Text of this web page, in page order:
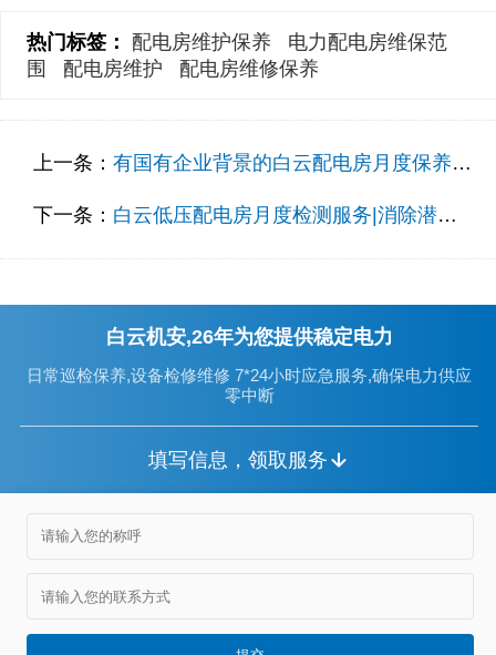
热门标签： 配电房维护保养
电力配电房维保范
围
配电房维护 配电房维修保养
上一条： 有国有企业背景的白云配电房月度保养公司服务案例
下一条： 白云低压配电房月度检测服务|消除潜在困难
白云机安,26年为您提供稳定电力
日常巡检保养,设备检修维修 7*24小时应急服务,确保电力供应
零中断
填写信息，领取服务